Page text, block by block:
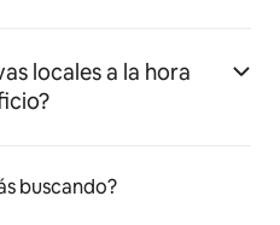
locales a la hora
buscando?